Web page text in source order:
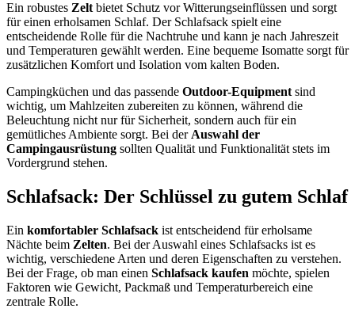
Ein robustes Zelt bietet Schutz vor Witterungseinflüssen und sorgt
für einen erholsamen Schlaf. Der Schlafsack spielt eine
entscheidende Rolle für die Nachtruhe und kann je nach Jahreszeit
und Temperaturen gewählt werden. Eine bequeme Isomatte sorgt für
zusätzlichen Komfort und Isolation vom kalten Boden.
Campingküchen und das passende Outdoor-Equipment sind
wichtig, um Mahlzeiten zubereiten zu können, während die
Beleuchtung nicht nur für Sicherheit, sondern auch für ein
gemütliches Ambiente sorgt. Bei der Auswahl der
Campingausrüstung sollten Qualität und Funktionalität stets im
Vordergrund stehen.
Schlafsack: Der Schlüssel zu gutem Schlaf
Ein komfortabler Schlafsack ist entscheidend für erholsame
Nächte beim Zelten. Bei der Auswahl eines Schlafsacks ist es
wichtig, verschiedene Arten und deren Eigenschaften zu verstehen.
Bei der Frage, ob man einen Schlafsack kaufen möchte, spielen
Faktoren wie Gewicht, Packmaß und Temperaturbereich eine
zentrale Rolle.